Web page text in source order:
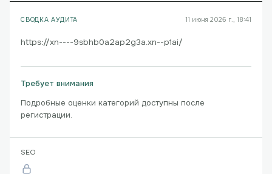
СВОДКА АУДИТА 11 июня 2026 г., 18:41
https://xn----9sbhb0a2ap2g3a.xn--p1ai/
Требует внимания
Подробные оценки категорий доступны после
регистрации.
SEO